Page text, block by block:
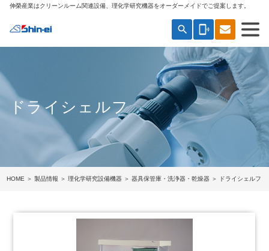
伸榮産業はクリーンルーム関連設備、理化学研究機器をオーダーメイドでご提案します。
search phonelink_ring
ドライシェルフ
HOME ＞製品情報 ＞理化学研究設備機器 ＞器具保管庫・洗浄器・乾燥器 ＞ ドライシェルフ